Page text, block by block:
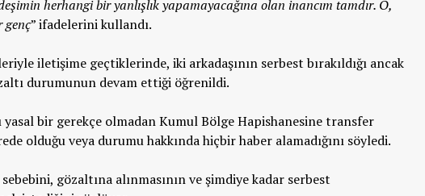
herhangi bir yanlışlık yapamayacağına olan inancım tamdır. O,
genç” ifadelerini kullandı.
iletişime geçtiklerinde, iki arkadaşının serbest bırakıldığı ancak
durumunun devam ettiği öğrenildi.
yasal bir gerekçe olmadan Kumul Bölge Hapishanesine transfer
olduğu veya durumu hakkında hiçbir haber alamadığını söyledi.
gözaltına alınmasının ve şimdiye kadar serbest